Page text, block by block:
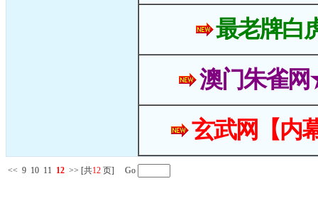
最老牌白
澳门朱雀
玄武网【内
<< 9 10 11 12 >> [共12 页] Go